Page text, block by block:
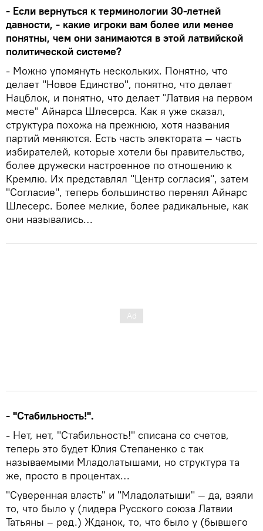
- Если вернуться к терминологии 30-летней
давности, - какие игроки вам более или менее
понятны, чем они занимаются в этой латвийской
политической системе?
- Можно упомянуть нескольких. Понятно, что
делает "Новое Единство", понятно, что делает
Нацблок, и понятно, что делает "Латвия на первом
месте" Айнарса Шлесерса. Как я уже сказал,
структура похожа на прежнюю, хотя названия
партий меняются. Есть часть электората — часть
избирателей, которые хотели бы правительство,
более дружески настроенное по отношению к
Кремлю. Их представлял "Центр согласия", затем
"Согласие", теперь большинство перенял Айнарс
Шлесерс. Более мелкие, более радикальные, как
они назывались…
- "Стабильность!".
- Нет, нет, "Стабильность!" списана со счетов,
теперь это будет Юлия Степаненко с так
называемыми Младолатышами, но структура та
же, просто в процентах…
"Суверенная власть" и "Младолатыши" — да, взяли
то, что было у (лидера Русского союза Латвии
Татьяны – ред.) Жданок, то, что было у (бывшего